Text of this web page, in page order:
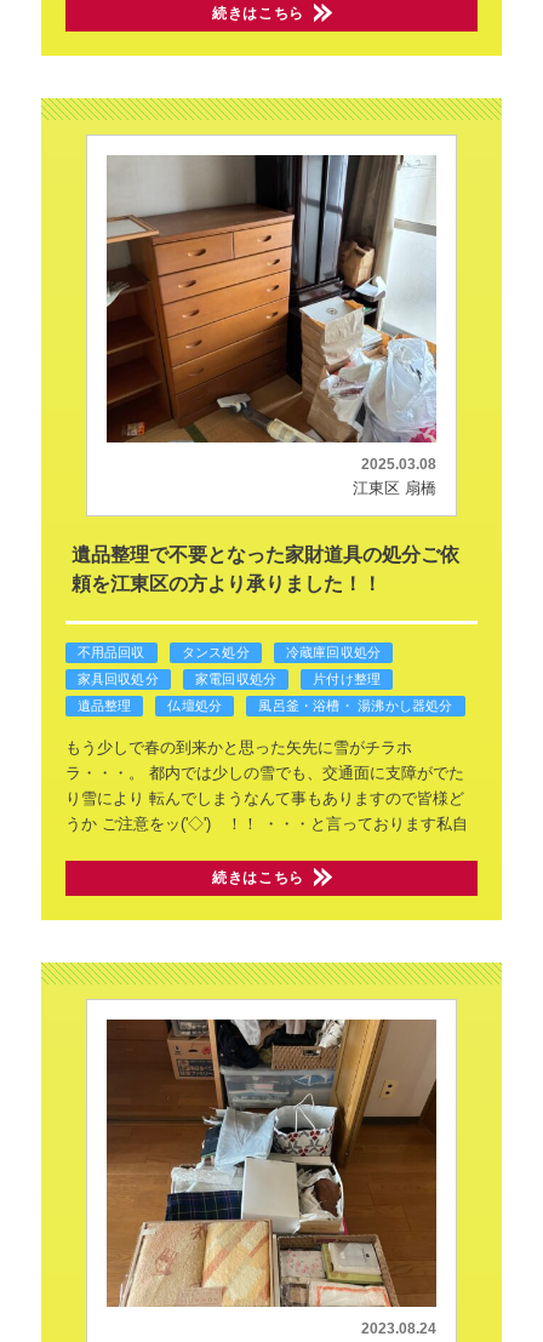
続きはこちら
2025.03.08
江東区 扇橋
遺品整理で不要となった家財道具の処分ご依
頼を江東区の方より承りました！！
不用品回収 タンス処分
冷蔵庫回収処分
家具回収処分
家電回収処分
片付け整理
遺品整理
仏壇処分 風呂釜・浴槽・ 湯沸かし器処分
もう少しで春の到来かと思った矢先に雪がチラホ
ラ・・・。
都内では少しの雪でも、交通面に支障がでた
り雪により 転んでしまうなんて事もありますので皆様ど
うかご注意をッ('◇')ゞ！！ ・・・と言っております私自
続きはこちら
2023.08.24